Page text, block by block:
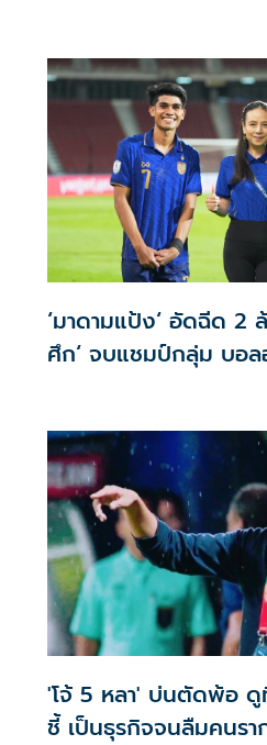
‘มาดามแป้ง‘ อัดฉีด 2
ศึก‘ จบแชมป์กลุ่ม บอล
'โจ้ 5 หลา' บ่นตัดพ้อ ดู
ชี้ เป็นธุรกิจจนลืมคนร